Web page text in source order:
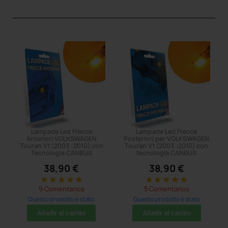
Lampade Led Frecce
Anteriori VOLKSWAGEN
Touran V1 (2003 -2010) con
Tecnologia CANBUS
38,90 €
star star star star star
9 Comentarios
Questo prodotto è stato
acquistato: 5 times
Añadir al carrito
Lampade Led Frecce
Posteriori per VOLKSWAGEN
Touran V1 (2003 -2010) con
tecnologia CANBUS
38,90 €
star star star star star
5 Comentarios
Questo prodotto è stato
acquistato: 5 times
Añadir al carrito